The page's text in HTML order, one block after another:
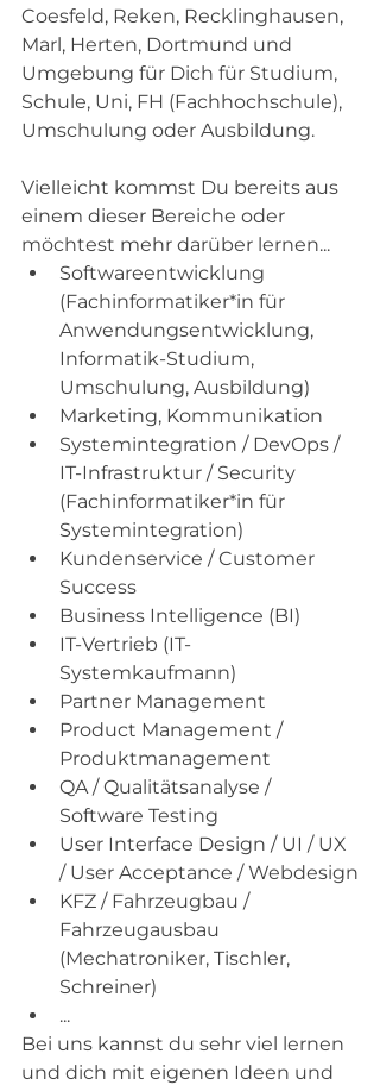
Coesfeld, Reken, Recklinghausen,
Marl, Herten, Dortmund und
Umgebung für Dich für Studium,
Schule, Uni, FH (Fachhochschule),
Umschulung oder Ausbildung.
Vielleicht kommst Du bereits aus
einem dieser Bereiche oder
möchtest mehr darüber lernen...
Softwareentwicklung
(Fachinformatiker*in für
Anwendungsentwicklung,
Informatik-Studium,
Umschulung, Ausbildung)
Marketing, Kommunikation
Systemintegration / DevOps /
IT-Infrastruktur / Security
(Fachinformatiker*in für
Systemintegration)
Kundenservice / Customer
Success
Business Intelligence (BI)
IT-Vertrieb (IT-
Systemkaufmann)
Partner Management
Product Management /
Produktmanagement
QA / Qualitätsanalyse /
Software Testing
User Interface Design / UI / UX
/ User Acceptance / Webdesign
KFZ / Fahrzeugbau /
Fahrzeugausbau
(Mechatroniker, Tischler,
Schreiner)
...
Bei uns kannst du sehr viel lernen
und dich mit eigenen Ideen und